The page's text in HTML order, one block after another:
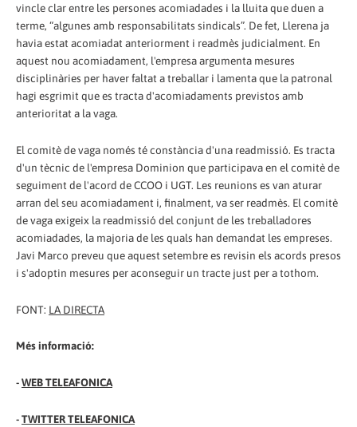
vincle clar entre les persones acomiadades i la lluita que duen a
terme, “algunes amb responsabilitats sindicals”. De fet, Llerena ja
havia estat acomiadat anteriorment i readmès judicialment. En
aquest nou acomiadament, l'empresa argumenta mesures
disciplinàries per haver faltat a treballar i lamenta que la patronal
hagi esgrimit que es tracta d'acomiadaments previstos amb
anterioritat a la vaga.
El comitè de vaga només té constància d'una readmissió. Es tracta
d'un tècnic de l'empresa Dominion que participava en el comitè de
seguiment de l'acord de CCOO i UGT. Les reunions es van aturar
arran del seu acomiadament i, finalment, va ser readmès. El comitè
de vaga exigeix la readmissió del conjunt de les treballadores
acomiadades, la majoria de les quals han demandat les empreses.
Javi Marco preveu que aquest setembre es revisin els acords presos
i s'adoptin mesures per aconseguir un tracte just per a tothom.
FONT: LA DIRECTA
Més informació:
-WEB TELEAFONICA
-TWITTER TELEAFONICA